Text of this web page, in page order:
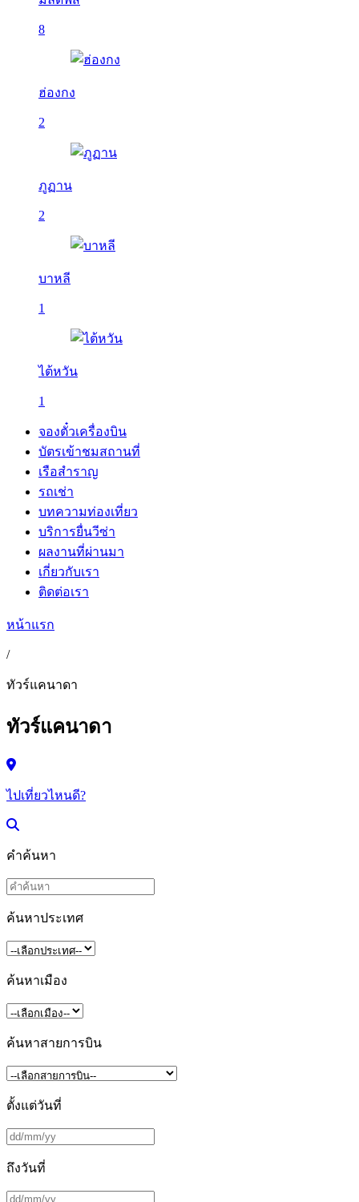
8
ฮ่องกง
2
ภูฏาน
2
บาหลี
1
ไต้หวัน
1
จองตั๋วเครื่องบิน
บัตรเข้าชมสถานที่
เรือสำราญ
รถเช่า
บทความท่องเที่ยว
บริการยื่นวีซ่า
ผลงานที่ผ่านมา
เกี่ยวกับเรา
ติดต่อเรา
หน้าแรก
/
ทัวร์แคนาดา
ทัวร์แคนาดา
ไปเที่ยวไหนดี?
คำค้นหา
ค้นหาประเทศ
ค้นหาเมือง
ค้นหาสายการบิน
ตั้งแต่วันที่
ถึงวันที่